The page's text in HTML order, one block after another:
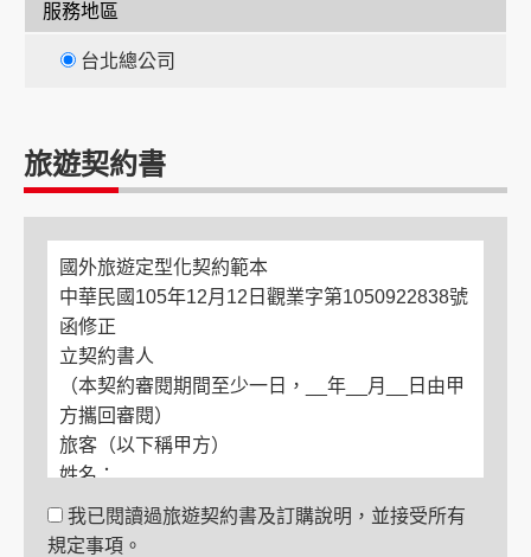
服務地區
台北總公司
旅遊契約書
國外旅遊定型化契約範本
中華民國105年12月12日觀業字第1050922838號
函修正
立契約書人
（本契約審閱期間至少一日，__年__月__日由甲
方攜回審閱）
旅客（以下稱甲方）
姓名：
電話：
住居所：
我已閱讀過旅遊契約書及訂購說明，並接受所有
規定事項。